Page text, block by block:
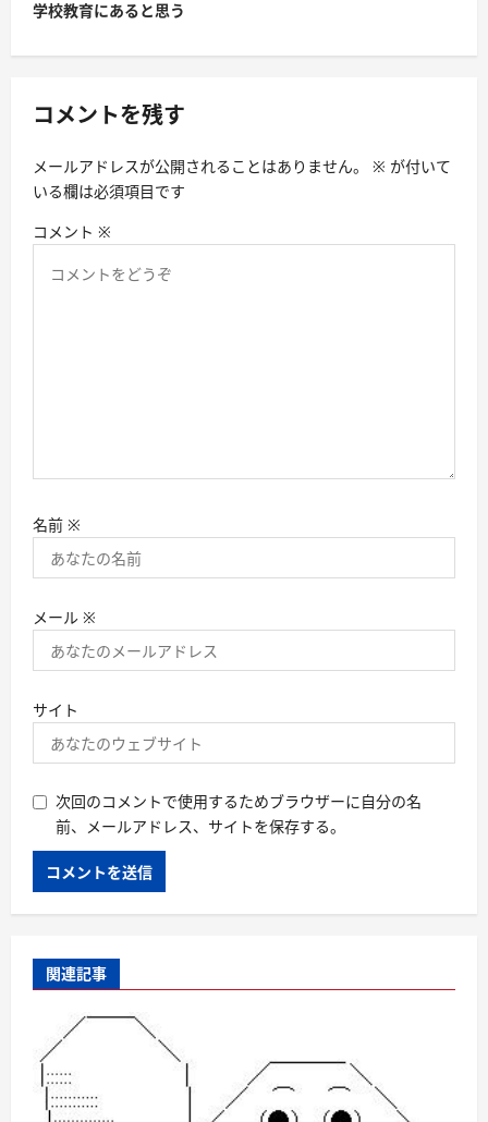
学校教育にあると思う
コメントを残す
メールアドレスが公開されることはありません。 ※ が付いて
いる欄は必須項目です
コメント ※
名前 ※
メール ※
サイト
次回のコメントで使用するためブラウザーに自分の名
前、メールアドレス、サイトを保存する。
関連記事